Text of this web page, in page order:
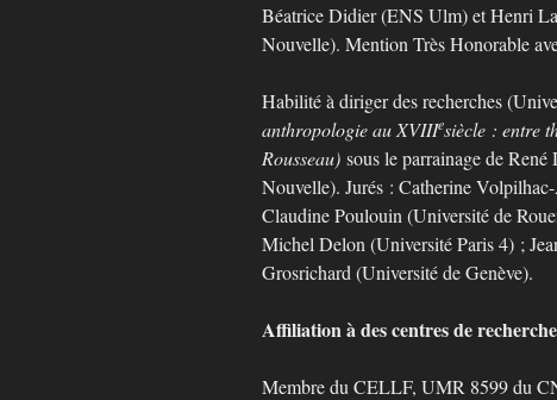
Béatrice Didier (ENS Ulm) et Henri
Nouvelle). Mention Très Honorable
Habilité à diriger des recherches
anthropologie au XVIIIesiècle : entre
Rousseau) sous le parrainage de
Nouvelle). Jurés : Catherine
Claudine Poulouin (Université de
Michel Delon (Université Paris 4) ;
Grosrichard (Université de Genève).
Affiliation à des centres de
Membre du CELLF, UMR 8599 du